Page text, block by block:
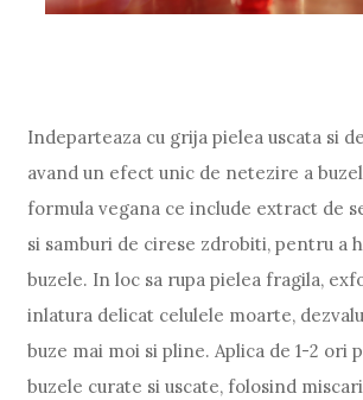
Indeparteaza cu grija pielea uscata si
avand un efect unic de netezire a
formula vegana ce include extract de
si samburi de cirese zdrobiti, pentru a
buzele. In loc sa rupa pielea fragila,
inlatura delicat celulele moarte,
buze mai moi si pline. Aplica de 1-2 ori
buzele curate si uscate, folosind